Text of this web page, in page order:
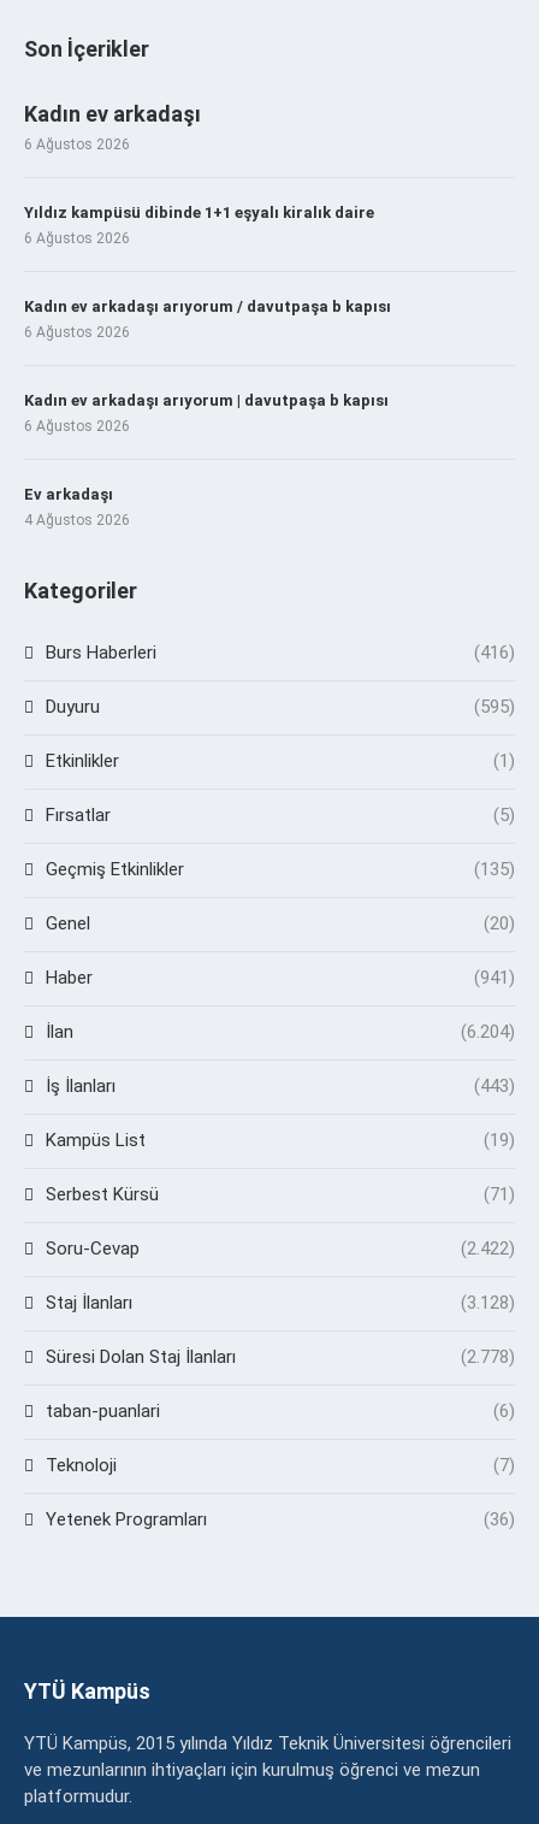
Son İçerikler
Kadın ev arkadaşı
6 Ağustos 2026
Yıldız kampüsü dibinde 1+1 eşyalı kiralık daire
6 Ağustos 2026
Kadın ev arkadaşı arıyorum / davutpaşa b kapısı
6 Ağustos 2026
Kadın ev arkadaşı arıyorum | davutpaşa b kapısı
6 Ağustos 2026
Ev arkadaşı
4 Ağustos 2026
Kategoriler
Burs Haberleri (416)
Duyuru (595)
Etkinlikler (1)
Fırsatlar (5)
Geçmiş Etkinlikler (135)
Genel (20)
Haber (941)
İlan (6.204)
İş İlanları (443)
Kampüs List (19)
Serbest Kürsü (71)
Soru-Cevap (2.422)
Staj İlanları (3.128)
Süresi Dolan Staj İlanları (2.778)
taban-puanlari (6)
Teknoloji (7)
Yetenek Programları (36)
YTÜ Kampüs
YTÜ Kampüs, 2015 yılında Yıldız Teknik Üniversitesi öğrencileri
ve mezunlarının ihtiyaçları için kurulmuş öğrenci ve mezun
platformudur.